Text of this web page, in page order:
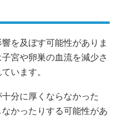
を及ぼす可能性がありま
宮や卵巣の血流を減少さ
います。
分に厚くならなかった
かったりする可能性があ